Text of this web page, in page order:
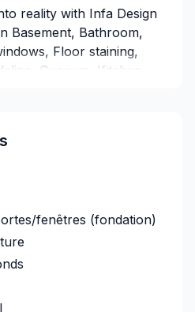
reality with Infa Design
Basement, Bathroom,
Floor staining,
Gypsum, Kitchen,
Get started with a team
success. At Infa Design
and lasting results.
Economical
fenêtres (fondation)